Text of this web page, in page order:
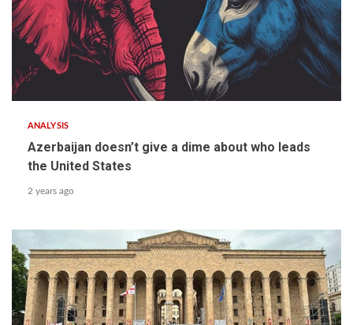
ANALYSIS
Azerbaijan doesn’t give a dime about who leads
the United States
2 years ago